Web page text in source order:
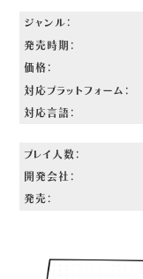
ジャンル：
発売時期：
価格：
対応プラットフォーム：
対応言語：
プレイ人数：
開発会社：
発売：